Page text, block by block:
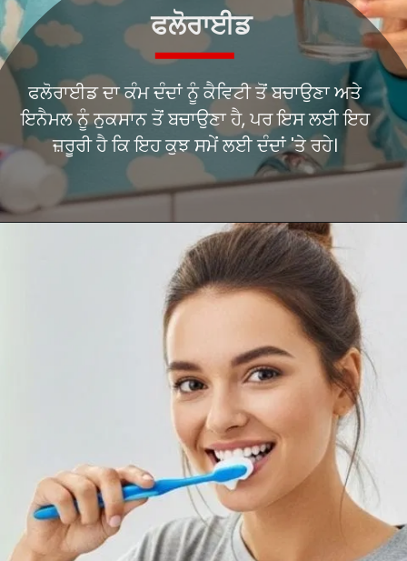
ਫਲੋਰਾਈਡ ਦਾ ਕੰਮ ਦੰਦਾਂ ਨੂੰ ਕੈਵਿਟੀ ਤੋਂ ਬਚਾਉਣਾ ਅਤੇ
ਇਨੈਮਲ ਨੂੰ ਨੁਕਸਾਨ ਤੋਂ ਬਚਾਉਣਾ ਹੈ, ਪਰ ਇਸ ਲਈ ਇਹ
ਫਲੋਰਾਈਡ